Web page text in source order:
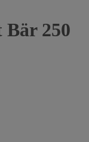
Bär 250